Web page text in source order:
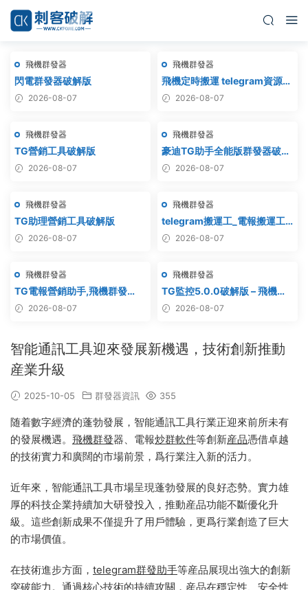
飛機群發器
閃電群發器破解版
2026-08-07
飛機群發器
飛機定時搬運 telegram資源搬
運 TG頻道搬運 電報頻道克隆
2026-08-07
飛機群發器
TG營銷工具破解版
2026-08-07
飛機群發器
豪迪TG助手全能版群發器破解
版 2026-08-07
飛機群發器
TG助理營銷工具破解版
2026-08-07
飛機群發器
telegram搬運工_電報搬運工_
電報克隆_電報資源批量搬運
2026-08-07
飛機群發器
TG電報營銷助手,飛機群發
器,TG群發器,群發器破解版,群
協議軟件
2026-08-07
飛機群發器
TG監控5.0.0破解版 – 飛機監
聽軟件2026-08-07
智能通訊工具迎來發展新機遇，技術創新推動
産業升級
2025-10-05 群發器資訊 355
随着數字經濟的蓬勃發展，智能通訊工具行業正迎來前所未有
的發展機遇。 飛機群發器、電報炒群軟件等創新産品憑借卓越
的技術實力和廣闊的市場前景，爲行業注入新的活力。
近年來，智能通訊工具市場呈現蓬勃發展的良好态勢。實力雄
厚的科技企業持續加大研發投入，推動産品功能不斷優化升
級。這些創新成果不僅提升了用戶體驗，更爲行業創造了巨大
的市場價值。
在技術進步方面， telegram群發助手等産品展現出強大的創新
突破能力。 通過核心技術的持續攻關，産品在穩定性、安全性